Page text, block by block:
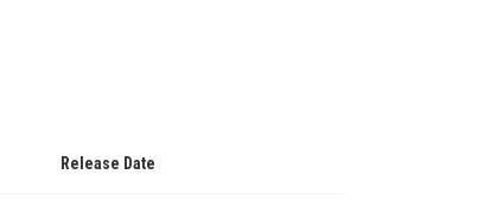
Release Date